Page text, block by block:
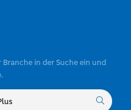
in der Suche ein und